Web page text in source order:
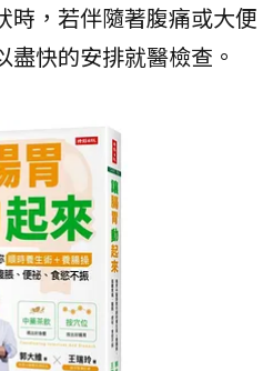
時，若伴隨著腹痛或大便
快的安排就醫檢查。